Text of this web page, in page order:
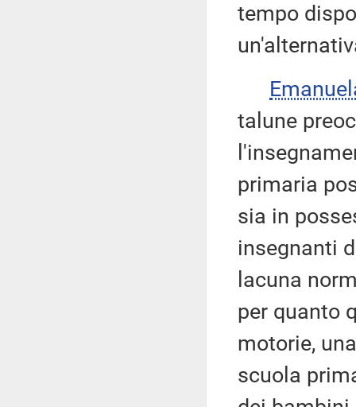
tempo
talune
primaria
sia in
insegnanti
lacuna
per quanto
motorie,
scuola